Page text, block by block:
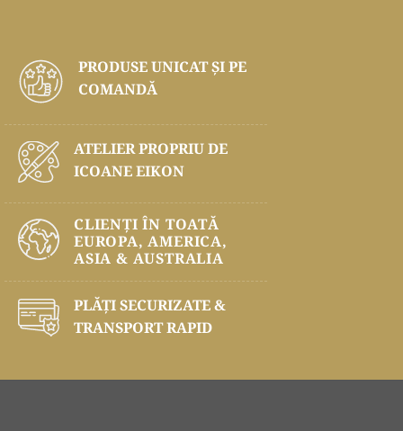
PRODUSE UNICAT ŞI PE
COMANDĂ
ATELIER PROPRIU DE
ICOANE EIKON
CLIENȚI ÎN TOATĂ
EUROPA, AMERICA,
ASIA & AUSTRALIA
PLĂŢI SECURIZATE &
TRANSPORT RAPID